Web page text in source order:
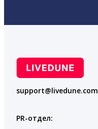
support@livedune.com
PR-отдел: